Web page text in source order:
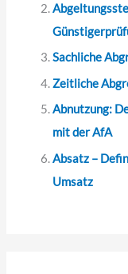
Sachliche
Zeitliche
Abnutzung:
mit der AfA
Absatz –
Umsatz